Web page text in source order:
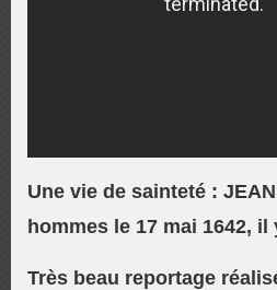
Une vie de sainteté :
hommes le 17 mai 1642,
Très beau reportage